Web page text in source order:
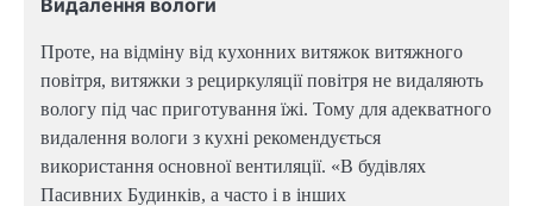
Проте, на відміну від кухонних витяжок витяжного
повітря, витяжки з рециркуляції повітря не видаляють
вологу під час приготування їжі. Тому для адекватного
видалення вологи з кухні рекомендується
використання основної вентиляції. «В будівлях
Пасивних Будинків, а часто і в інших